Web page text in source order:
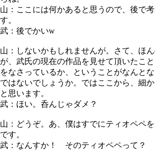
山：ここには何かあると思うので、後で
す。
武：後でかいw
山：しないかもしれませんが。さて、ほ
が、武氏の現在の作品を見せて頂いたこ
をなさっているか、ということがなんと
ではないでしょうか。ではここから、細
と思います。
武：ほい。呑んじゃダメ？
山：どうぞ。あ、僕はすでにティオペペ
です。
武：なんすか！ そのティオペペって？